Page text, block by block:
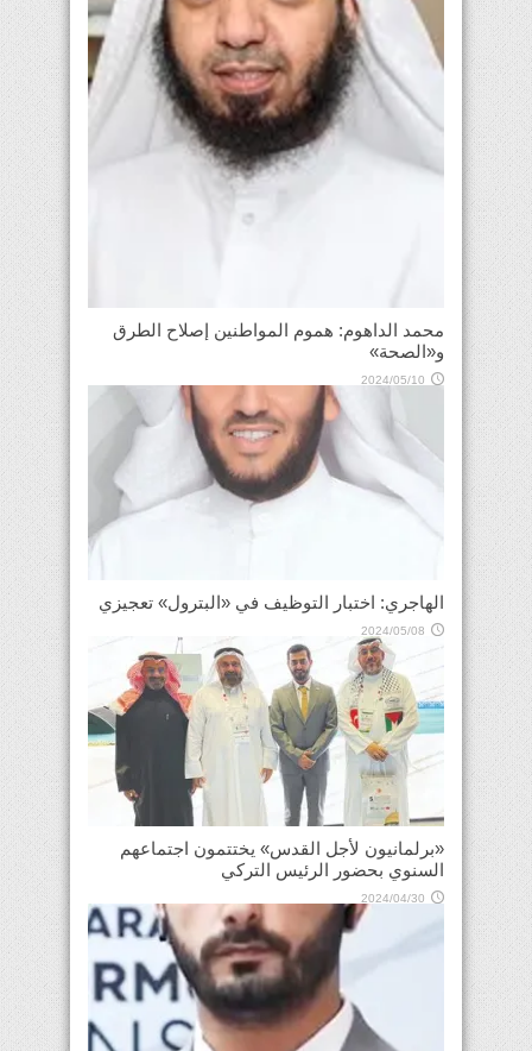
محمد الداهوم: هموم المواطنين إصلاح الطرق
و«الصحة»
2024/05/10
الهاجري: اختبار التوظيف في «البترول» تعجيزي
2024/05/08
«برلمانيون لأجل القدس» يختتمون اجتماعهم
السنوي بحضور الرئيس التركي
2024/04/30